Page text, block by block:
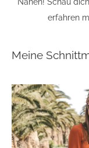
Nähen! Schau
erfahren
Meine